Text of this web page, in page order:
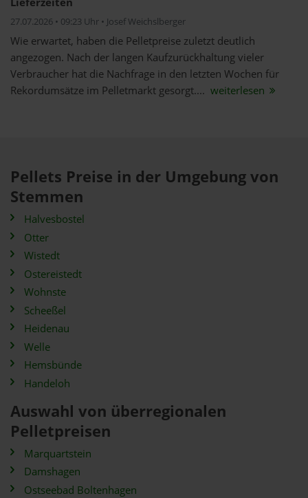
27.07.2026 • 09:23 Uhr • Josef Weichslberger
Wie erwartet, haben die Pelletpreise zuletzt deutlich
angezogen. Nach der langen Kaufzurückhaltung vieler
Verbraucher hat die Nachfrage in den letzten Wochen für
Rekordumsätze im Pelletmarkt gesorgt.... weiterlesen
Pellets Preise in der Umgebung von
Stemmen
Halvesbostel
Otter
Wistedt
Ostereistedt
Wohnste
Scheeßel
Heidenau
Welle
Hemsbünde
Handeloh
Auswahl von überregionalen
Pelletpreisen
Marquartstein
Damshagen
Ostseebad Boltenhagen